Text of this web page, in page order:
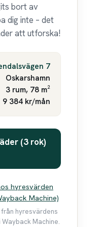
bort av
dig inte – det
att utforska!
7
Oskarshamn
3 rum, 78 m²
9 384 kr/mån
(3 rok)
hyresvärden
Machine)
hyresvärdens
Machine.